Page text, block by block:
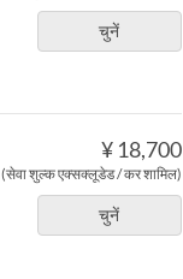
चुनें
¥ 18,700
(सेवा शुल्क एक्सक्लूडेड / कर शामिल)
चुनें